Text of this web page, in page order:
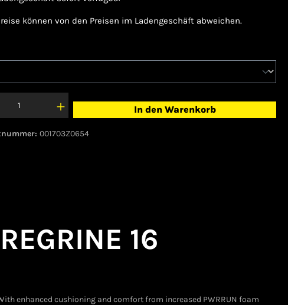
können von den Preisen im Ladengeschäft abweichen.
In den Warenkorb
001703Z0654
16
enhanced cushioning and comfort from increased PWRRUN foam